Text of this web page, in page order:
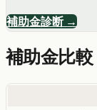
補助金診断 →
補助金比較